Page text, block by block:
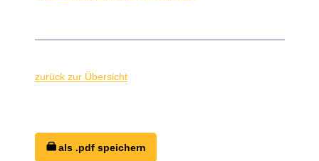
zurück zur Übersicht
als .pdf speichern